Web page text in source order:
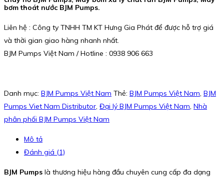
bơm thoát nước BJM Pumps.
Liên hệ : Công ty TNHH TM KT Hưng Gia Phát để được hỗ trợ giá
và thời gian giao hàng nhanh nhất.
BJM Pumps Việt Nam / Hotline : 0938 906 663
Danh mục: BJM Pumps Việt Nam Thẻ: BJM Pumps Việt Nam, BJM
Pumps Viet Nam Distributor, Đại lý BJM Pumps Việt Nam, Nhà
phân phối BJM Pumps Việt Nam
Mô tả
Đánh giá (1)
BJM Pumps là thương hiệu hàng đầu chuyên cung cấp đa dạng